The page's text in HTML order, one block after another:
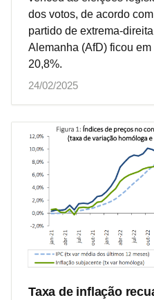
dos votos, de acordo
partido de extrema-
Alemanha (AfD) ficou
20,8%.
24/02/2025
Taxa de inflação